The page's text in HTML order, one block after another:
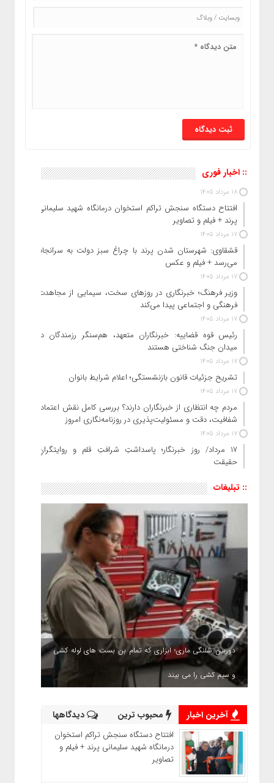
:: اخبار فوری
18 مرداد 1405
افتتاح دستگاه سنجش تراکم استخوان درمانگاه شهید سلیمانی
پرند + فیلم و تصاویر
17 مرداد 1405
قشقاوی: شهرستان شدن پرند با چراغ سبز دولت به سرانجام
می‌رسد + فیلم و عکس
17 مرداد 1405
وزیر فرهنگ؛ خبرنگاری در روزهای سخت، سیمایی از مجاهدت
فرهنگی و اجتماعی پیدا می‌کند
17 مرداد 1405
رئیس قوه قضاییه: خبرنگاران متعهد، هم‌سنگر رزمندگان در
میدان جنگ شناختی هستند
17 مرداد 1405
تشریح جزئیات قانون بازنشستگی؛ اعلام شرایط بانوان
17 مرداد 1405
مردم چه انتظاری از خبرنگاران دارند؟ بررسی کامل نقش اعتماد،
شفافیت، دقت و مسئولیت‌پذیری در روزنامه‌نگاری امروز
17 مرداد 1405
۱۷ مرداد/ روز خبرنگار؛ پاسداشتِ شرافتِ قلم و روایتگرانِ
حقیقت
:: تبلیغات
دوربین شلنگی ماری؛ ابزاری که تمام بن بست های لوله کشی
و سیم کشی را می بیند
آخرین اخبار محبوب ترین دیدگاهها
افتتاح دستگاه سنجش تراکم استخوان
درمانگاه شهید سلیمانی پرند + فیلم و
تصاویر